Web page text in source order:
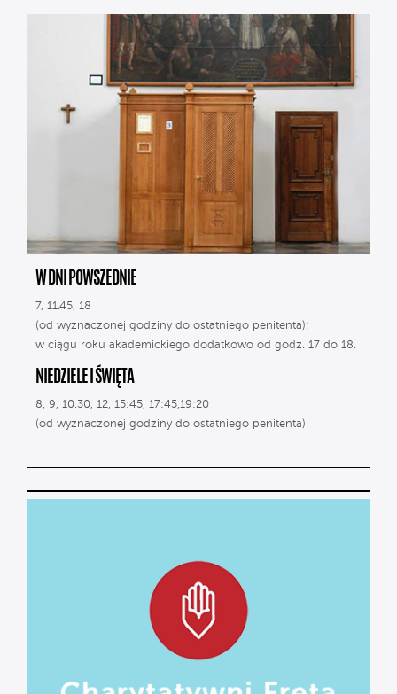
W DNI POWSZEDNIE
7, 11.45, 18
(od wyznaczonej godziny do ostatniego penitenta);
w ciągu roku akademickiego dodatkowo od godz. 17 do 18.
NIEDZIELE I ŚWIĘTA
8, 9, 10.30, 12, 15:45, 17:45,19:20
(od wyznaczonej godziny do ostatniego penitenta)